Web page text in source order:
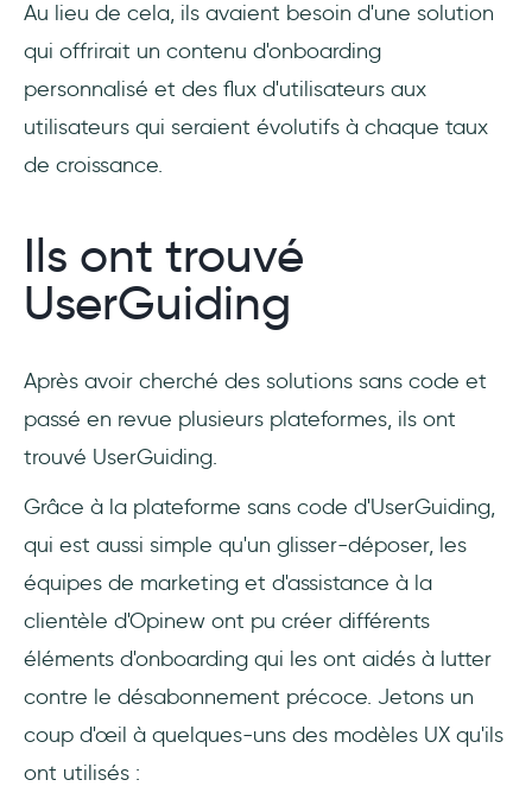
Au lieu de cela, ils avaient besoin d'une solution
qui offrirait un contenu d'onboarding
personnalisé et des flux d'utilisateurs aux
utilisateurs qui seraient évolutifs à chaque taux
de croissance.
Ils ont trouvé
UserGuiding
Après avoir cherché des solutions sans code et
passé en revue plusieurs plateformes, ils ont
trouvé UserGuiding.
Grâce à la plateforme sans code d'UserGuiding,
qui est aussi simple qu'un glisser-déposer, les
équipes de marketing et d'assistance à la
clientèle d'Opinew ont pu créer différents
éléments d'onboarding qui les ont aidés à lutter
contre le désabonnement précoce. Jetons un
coup d'œil à quelques-uns des modèles UX qu'ils
ont utilisés :